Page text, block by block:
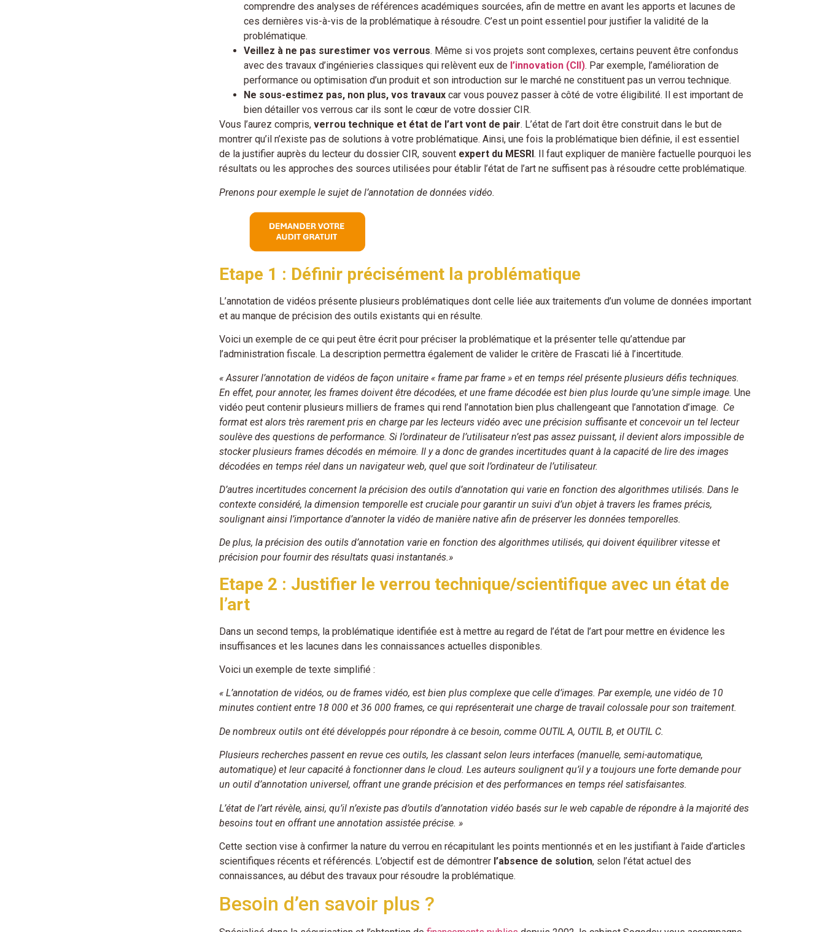
comprendre des analyses de références académiques sourcées, afin de mettre en avant les apports et lacunes de
ces dernières vis-à-vis de la problématique à résoudre. C’est un point essentiel pour justifier la validité de la
problématique.
Veillez à ne pas surestimer vos verrous. Même si vos projets sont complexes, certains peuvent être confondus
avec des travaux d’ingénieries classiques qui relèvent eux de l’innovation (CII). Par exemple, l’amélioration de
performance ou optimisation d’un produit et son introduction sur le marché ne constituent pas un verrou technique.
Ne sous-estimez pas, non plus, vos travauxcar vous pouvez passer à côté de votre éligibilité. Il est important de
bien détailler vos verrous car ils sont le cœur de votre dossier CIR.
Vous l’aurez compris,verrou technique et état de l’art vont de pair. L’état de l’art doit être construit dans le but de
montrer qu’il n’existe pas de solutions à votre problématique. Ainsi, une fois la problématique bien définie, il est essentiel
de la justifier auprès du lecteur du dossier CIR, souvent expert du MESRI. Il faut expliquer de manière factuelle pourquoi les
résultats ou les approches des sources utilisées pour établir l’état de l’art ne suffisent pas à résoudre cette problématique.
Prenons pour exemple le sujet de l’annotation de données vidéo.
Etape 1 : Définir précisément la problématique
L’annotation de vidéos présente plusieurs problématiques dont celle liée aux traitements d’un volume de données important
et au manque de précision des outils existants qui en résulte.
Voici un exemple de ce qui peut être écrit pour préciser la problématique et la présenter telle qu’attendue par
l’administration fiscale. La description permettra également de valider le critère de Frascati lié à l’incertitude.
« Assurer l’annotation de vidéos de façon unitaire « frame par frame » et en temps réel présente plusieurs défis techniques.
En effet, pour annoter, les frames doivent être décodées, et une frame décodée est bien plus lourde qu’une simple image.Une
vidéo peut contenir plusieurs milliers de frames qui rend l’annotation bien plus challengeant que l’annotation d’image. Ce
format est alors très rarement pris en charge par les lecteurs vidéo avec une précision suffisante et concevoir un tel lecteur
soulève des questions de performance. Si l’ordinateur de l’utilisateur n’est pas assez puissant, il devient alors impossible de
stocker plusieurs frames décodés en mémoire. Il y a donc de grandes incertitudes quant à la capacité de lire des images
décodées en temps réel dans un navigateur web, quel que soit l’ordinateur de l’utilisateur.
D’autres incertitudes concernent la précision des outils d’annotation qui varie en fonction des algorithmes utilisés. Dans le
contexte considéré, la dimension temporelle est cruciale pour garantir un suivi d’un objet à travers les frames précis,
soulignant ainsi l’importance d’annoter la vidéo de manière native afin de préserver les données temporelles.
De plus, la précision des outils d’annotation varie en fonction des algorithmes utilisés, qui doivent équilibrer vitesse et
précision pour fournir des résultats quasi instantanés.»
Etape 2 : Justifier le verrou technique/scientifique avec un état de
l’art
Dans un second temps, la problématique identifiée est à mettre au regard de l’état de l’art pour mettre en évidence les
insuffisances et les lacunes dans les connaissances actuelles disponibles.
Voici un exemple de texte simplifié :
« L’annotation de vidéos, ou de frames vidéo, est bien plus complexe que celle d’images. Par exemple, une vidéo de 10
minutes contient entre 18 000 et 36 000 frames, ce qui représenterait une charge de travail colossale pour son traitement.
De nombreux outils ont été développés pour répondre à ce besoin, comme OUTIL A, OUTIL B, et OUTIL C.
Plusieurs recherches passent en revue ces outils, les classant selon leurs interfaces (manuelle, semi-automatique,
automatique) et leur capacité à fonctionner dans le cloud. Les auteurs soulignent qu’il y a toujours une forte demande pour
un outil d’annotation universel, offrant une grande précision et des performances en temps réel satisfaisantes.
L’état de l’art révèle, ainsi, qu’il n’existe pas d’outils d’annotation vidéo basés sur le web capable de répondre à la majorité des
besoins tout en offrant une annotation assistée précise. »
Cette section vise à confirmer la nature du verrou en récapitulant les points mentionnés et en les justifiant à l’aide d’articles
scientifiques récents et référencés. L’objectif est de démontrer l’absence de solution, selon l’état actuel des
connaissances, au début des travaux pour résoudre la problématique.
Besoin d’en savoir plus ?